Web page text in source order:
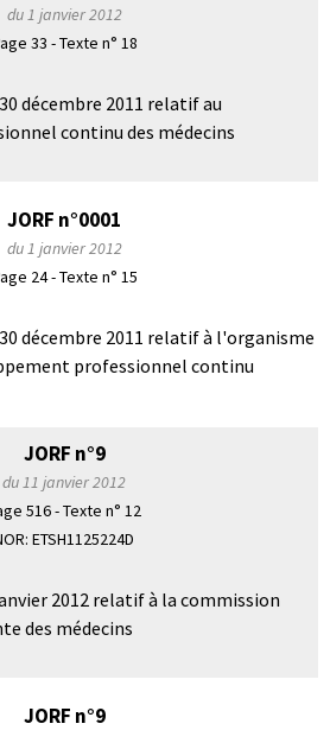
du 1 janvier 2012
33 - Texte n° 18
décembre 2011 relatif au
continu des médecins
JORF n°0001
du 1 janvier 2012
24 - Texte n° 15
décembre 2011 relatif à l'organisme
professionnel continu
JORF n°9
du 11 janvier 2012
516 - Texte n° 12
ETSH1125224D
2012 relatif à la commission
des médecins
JORF n°9